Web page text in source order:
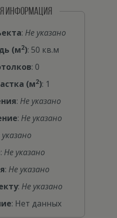
ИНФОРМАЦИЯ
: Не указано
(м2): 50 кв.м
: 0
(м2): 1
: Не указано
: Не указано
: Не указано
: Не указано
: Не указано
: Нет данных